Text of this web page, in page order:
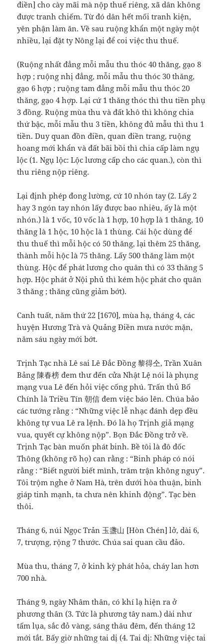
điền] cho cày mãi mà nộp thuế riêng, xã dân không
được tranh chiếm. Từ đó dân hết mối tranh kiện,
yên phận làm ăn. Về sau ruộng khẩn một ngày một
nhiều, lại đặt ty Nông lại để coi việc thu thuế.
(Ruộng nhất đẳng mỗi mẫu thu thóc 40 thăng, gạo 8
hợp ; ruộng nhị đẳng, mỗi mẫu thu thóc 30 thăng,
gạo 6 hợp ; ruộng tam đẳng mỗi mẫu thu thóc 20
thăng, gạo 4 hợp. Lại cứ 1 thăng thóc thì thu tiền phụ
3 đồng. Ruộng mùa thu và đất khô thì không chia
thứ bậc, mỗi mẫu thu 3 tiền, không đủ mẫu thì thu 1
tiền. Duy quan đồn điền, quan điền trang, ruộng
hoang mới khẩn và đất bãi bồi thì chia cấp làm ngụ
lộc (1. Ngụ lộc: Lộc lương cấp cho các quan.), còn thì
thu riêng nộp riêng.
Lại định phép đong lường, cứ 10 nhón tay (2. Lấy 2
hay 3 ngón tay nhón lấy được bao nhiêu, ấy là một
nhón.) là 1 vốc, 10 vốc là 1 hợp, 10 hợp là 1 thăng, 10
thăng là 1 hộc, 10 hộc là 1 thùng. Cái hộc dùng để
thu thuế thì mỗi hộc có 50 thăng, lại thêm 25 thăng,
thành mỗi hộc là 75 thăng. Lấy 500 thăng làm một
thùng. Hộc để phát lương cho quân thì có 33 thăng 5
hợp. Hộc phát ở Nội phủ thì kém hộc phát cho quân
3 thăng ; thăng cũng giảm bớt).
Canh tuất, năm thứ 22 [1670], mùa hạ, tháng 4, các
huyện Hương Trà và Quảng Điền mưa nước mặn,
năm sáu ngày mới bớt.
Trịnh Tạc nhà Lê sai Lê Đắc Đồng 黎得仝, Trần Xuân
Bảng 陳春榜 đem thư đến cửa Nhật Lệ nói là phụng
mạng vua Lê đến hỏi việc cống phú. Trấn thủ Bố
Chính là Triều Tín 朝信 đem việc báo lên. Chúa bảo
các tướng rằng : “Những việc lễ nhạc đánh dẹp đều
không tự vua Lê ra lệnh. Đó là họ Trịnh giả mạng
vua, quyết cự không nộp”. Bọn Đắc Đồng trở về.
Trịnh Tạc bàn muốn phát binh. Bề tôi là đô đốc
Thông (không rõ họ) can rằng : “Binh pháp có nói
rằng : “Biết người biết mình, trăm trận không nguy”.
Tôi trộm nghe ở Nam Hà, trên dưới hòa thuận, binh
giáp tinh mạnh, ta chưa nên khinh động”. Tạc bèn
thôi.
Tháng 6, núi Ngọc Trản 玉盞山 [Hòn Chén] lở, dài 6,
7, trượng, rộng 7 thước. Chúa sai quan cầu đảo.
Mùa thu, tháng 7, ở kinh kỳ phát hỏa, cháy lan hơn
700 nhà.
Tháng 9, ngày Nhâm thân, có khí lạ hiện ra ở
phương thân (3. Tức là phương tây nam.) dài như
tấm lụa, sắc đỏ vàng, sáng thâu đêm, đến tháng 12
mới tắt. Bấy giờ những tai dị (4. Tai dị: Những việc tai